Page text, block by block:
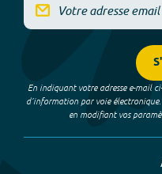
En indiquant votre adresse e-mail
d’information par voie
en modifiant vos